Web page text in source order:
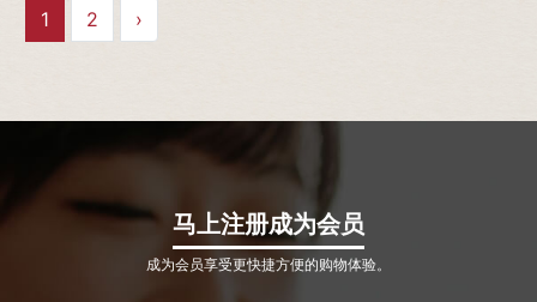
1 2 ›
马上注册成为会员
成为会员享受更快捷方便的购物体验。